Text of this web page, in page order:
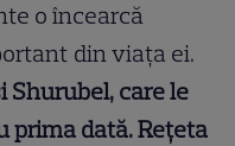
o încearcă
din viața ei.
Shurubel, care le
prima dată. Rețeta